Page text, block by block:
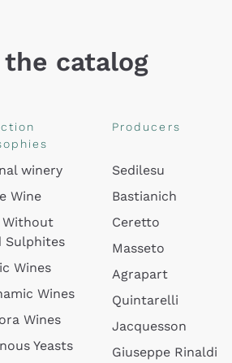
catalog
winery
Wine
Without
Sulphites
Wines
Wines
Wines
Yeasts
Producers
Sedilesu
Bastianich
Ceretto
Masseto
Agrapart
Quintarelli
Jacquesson
Giuseppe Rinaldi